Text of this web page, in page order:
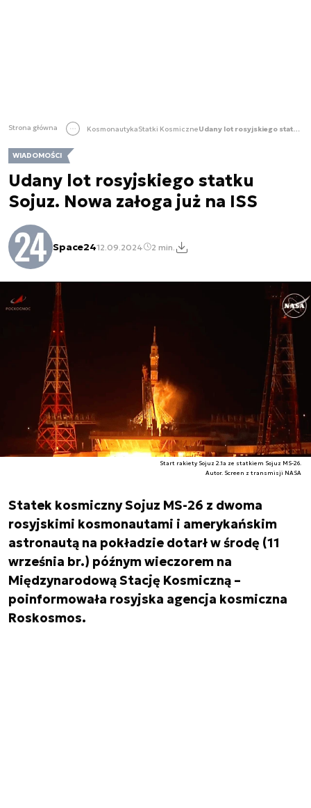
Strona główna KosmonautykaStatki Kosmiczne Udany lot rosyjskiego statku Sojuz. Nowa załoga już na ISS
WIADOMOŚCI
Udany lot rosyjskiego statku
Sojuz. Nowa załoga już na ISS
Space2412.09.2024 2 min.
Start rakiety Sojuz 2.1a ze statkiem Sojuz MS-26.
Autor. Screen z transmisji NASA
Statek kosmiczny Sojuz MS-26 z dwoma
rosyjskimi kosmonautami i amerykańskim
astronautą na pokładzie dotarł w środę (11
września br.) późnym wieczorem na
Międzynarodową Stację Kosmiczną –
poinformowała rosyjska agencja kosmiczna
Roskosmos.